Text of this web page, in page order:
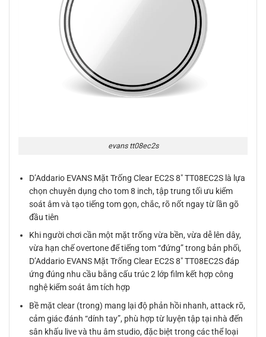
evans tt08ec2s
D’Addario EVANS Mặt Trống Clear EC2S 8″ TT08EC2S là lựa
chọn chuyên dụng cho tom 8 inch, tập trung tối ưu kiểm
soát âm và tạo tiếng tom gọn, chắc, rõ nốt ngay từ lần gõ
đầu tiên
Khi người chơi cần một mặt trống vừa bền, vừa dễ lên dây,
vừa hạn chế overtone để tiếng tom “đứng” trong bản phối,
D’Addario EVANS Mặt Trống Clear EC2S 8″ TT08EC2S đáp
ứng đúng nhu cầu bằng cấu trúc 2 lớp film kết hợp công
nghệ kiểm soát âm tích hợp
Bề mặt clear (trong) mang lại độ phản hồi nhanh, attack rõ,
cảm giác đánh “dính tay”, phù hợp từ luyện tập tại nhà đến
sân khấu live và thu âm studio, đặc biệt trong các thể loại